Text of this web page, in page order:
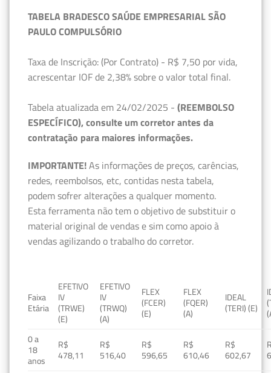
TABELA BRADESCO SAÚDE EMPRESARIAL SÃO
PAULO COMPULSÓRIO
Taxa de Inscrição: (Por Contrato) - R$ 7,50 por vida,
acrescentar IOF de 2,38% sobre o valor total final.
Tabela atualizada em 24/02/2025 - (REEMBOLSO
ESPECÍFICO), consulte um corretor antes da
contratação para maiores informações.
IMPORTANTE!As informações de preços, carências,
redes, reembolsos, etc, contidas nesta tabela,
podem sofrer alterações a qualquer momento.
Esta ferramenta não tem o objetivo de substituir o
material original de vendas e sim como apoio à
vendas agilizando o trabalho do corretor.
Faixa
Etária
EFETIVO
IV
(TRWE)
(E)
EFETIVO
IV
(TRWQ)
(A)
FLEX
(FCER)
(E)
FLEX
(FQER)
(A)
IDEAL
(TERI) (E)
0 a
18
anos
R$
478,11
R$
516,40
R$
596,65
R$
610,46
R$
602,67